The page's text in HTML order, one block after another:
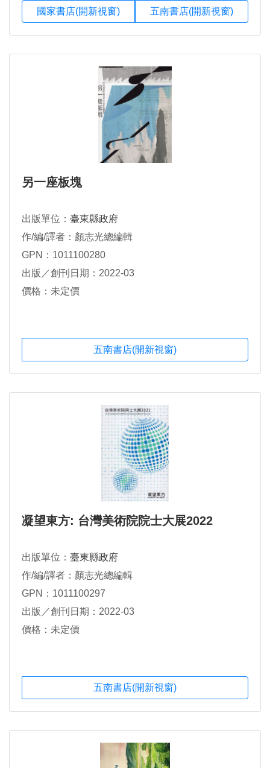
國家書店(開新視窗) 五南書店(開新視窗)
另一座板塊
出版單位： 臺東縣政府
作/編/譯者：顏志光總編輯
GPN：1011100280
出版／創刊日期：2022-03
價格：未定價
五南書店(開新視窗)
凝望東方: 台灣美術院院士大展2022
出版單位： 臺東縣政府
作/編/譯者：顏志光總編輯
GPN：1011100297
出版／創刊日期：2022-03
價格：未定價
五南書店(開新視窗)